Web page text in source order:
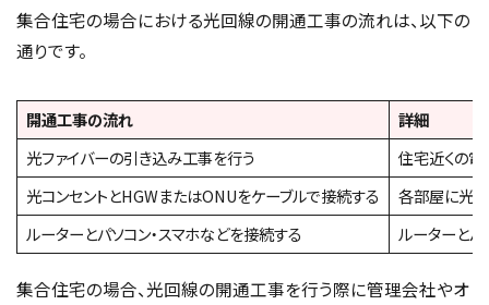
集合住宅の場合における光回線の開通工事の流れは、以下の
通りです。
開通工事の流れ
詳細
光ファイバーの引き込み工事を行う
住宅近くの電
光コンセントとHGWまたはONUをケーブルで接続する
各部屋に光回
ルーターとパソコン・スマホなどを接続する
ルーターと
集合住宅の場合、光回線の開通工事を行う際に管理会社やオ